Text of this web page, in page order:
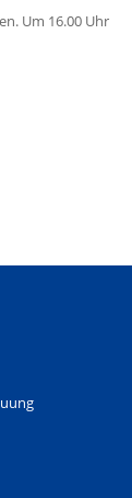
Um 16.00 Uhr